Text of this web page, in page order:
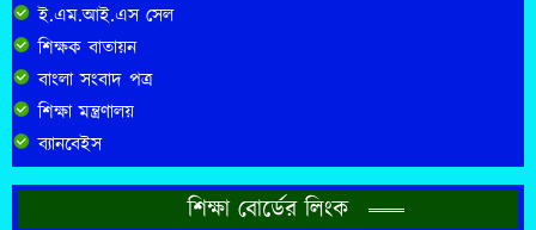
ই.এম.আই.এস সেল
শিক্ষক বাতায়ন
বাংলা সংবাদ পত্র
শিক্ষা মন্ত্রণালয়
ব্যানবেইস
শিক্ষা বোর্ডের লিংক